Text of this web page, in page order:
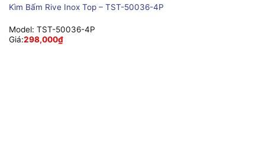
Kìm Bấm Rive Inox Top – TST-50036-4P
Model: TST-50036-4P
Giá:298,000₫